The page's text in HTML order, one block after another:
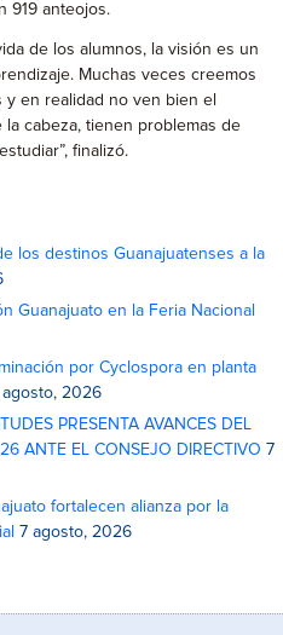
919 anteojos.
de los alumnos, la visión es un
Muchas veces creemos
en realidad no ven bien el
cabeza, tienen problemas de
finalizó.
los destinos Guanajuatenses a la
Guanajuato en la Feria Nacional
por Cyclospora en planta
agosto, 2026
PRESENTA AVANCES DEL
ANTE EL CONSEJO DIRECTIVO 7
fortalecen alianza por la
7 agosto, 2026